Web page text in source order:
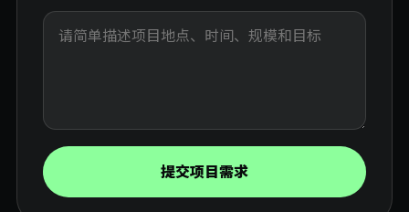
提交项目需求